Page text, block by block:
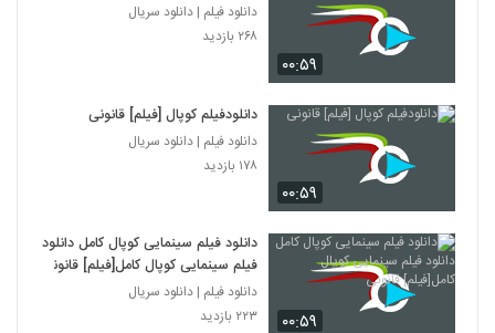
۰۰:۵۹
دانلود فیلم | دانلود سریال
۲۶۸ بازدید
۰۰:۵۹
دانلودفیلم کوپال [فیلم] قانونی
دانلود فیلم | دانلود سریال
۱۷۸ بازدید
۰۰:۵۹
دانلود فیلم سینمایی کوپال کامل دانلود
فیلم سینمایی کوپال کامل[فیلم] قانونی
دانلود فیلم | دانلود سریال
۲۲۳ بازدید